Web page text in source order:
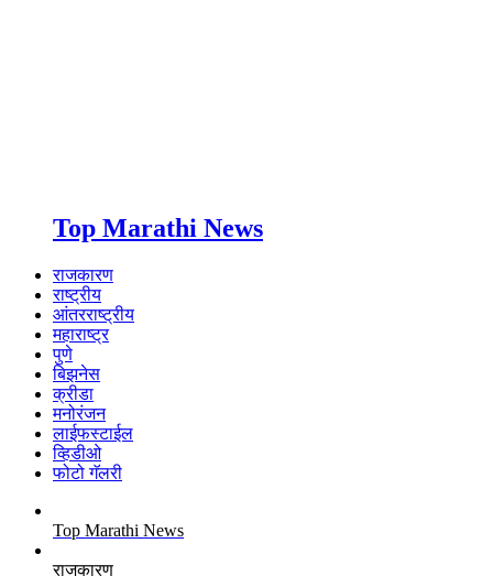
Top Marathi News
राजकारण
राष्ट्रीय
आंतरराष्ट्रीय
महाराष्ट्र
पुणे
बिझनेस
क्रीडा
मनोरंजन
लाईफस्टाईल
व्हिडीओ
फोटो गॅलरी
Top Marathi News
राजकारण